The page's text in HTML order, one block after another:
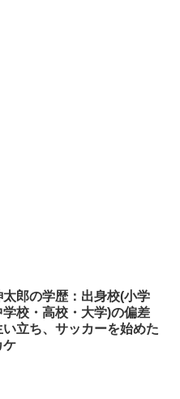
太郎の学歴：出身校(小学
学校・高校・大学)の偏差
い立ち、サッカーを始めた
ケ